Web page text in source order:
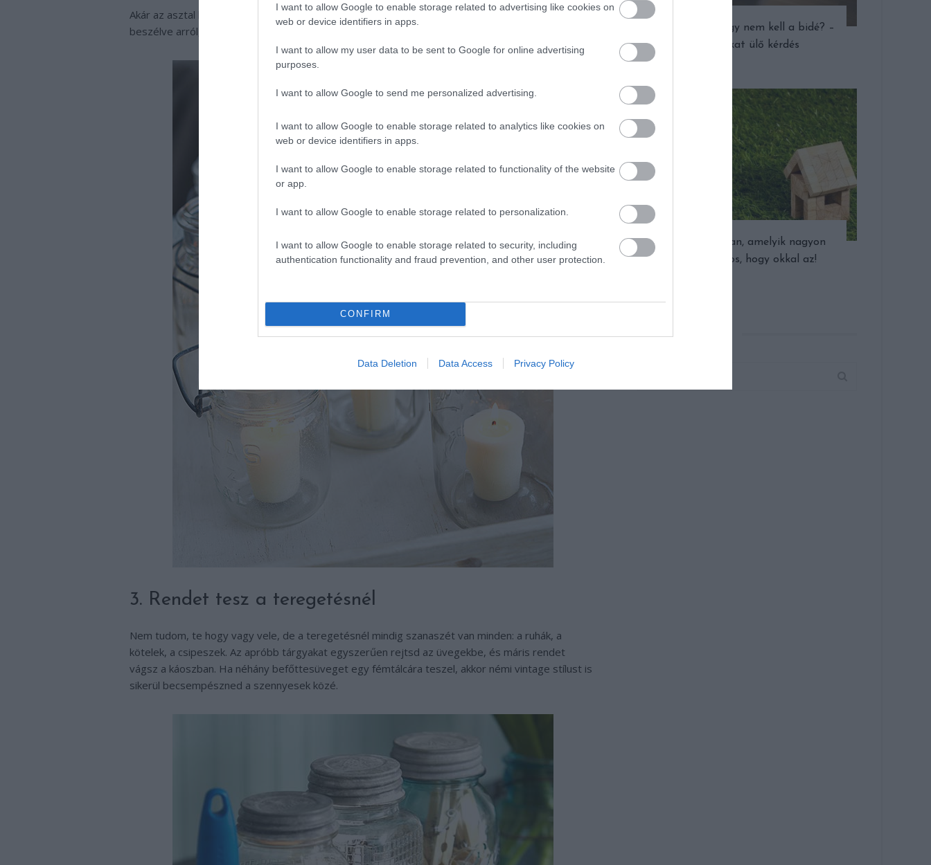
I want to allow Google to enable storage related to advertising like cookies on
web or device identifiers in apps.
I want to allow my user data to be sent to Google for online advertising
purposes.
I want to allow Google to send me personalized advertising.
I want to allow Google to enable storage related to analytics like cookies on
web or device identifiers in apps.
I want to allow Google to enable storage related to functionality of the website
or app.
I want to allow Google to enable storage related to personalization.
I want to allow Google to enable storage related to security, including
authentication functionality and fraud prevention, and other user protection.
CONFIRM
Data Deletion Data Access Privacy Policy
Akár az asztal közepére helyezed, akár egy polcra: mutatós mécsestartó lehet belőle. Nem
beszélve arról, hogy nyári estéken a kertet is beboríthatják az üveg-lámpások!
3. Rendet tesz a teregetésnél
Nem tudom, te hogy vagy vele, de a teregetésnél mindig szanaszét van minden: a ruhák, a
kötelek, a csipeszek. Az apróbb tárgyakat egyszerűen rejtsd az üvegekbe, és máris rendet
vágsz a káoszban. Ha néhány befőttesüveget egy fémtálcára teszel, akkor némi vintage stílust is
sikerül becsempészned a szennyesek közé.
Kell a bidé vagy nem kell a bidé? –
Egy sokat ülő kérdés
Az az ingatlan, amelyik nagyon
olcsó, biztos, hogy okkal az!
KERESÉS AZ OLDALON